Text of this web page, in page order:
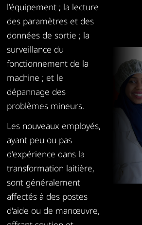
l’équipement ; la lecture
des paramètres et des
données de sortie ; la
surveillance du
fonctionnement de la
machine ; et le
dépannage des
problèmes mineurs.
Les nouveaux employés,
ayant peu ou pas
d'expérience dans la
transformation laitière,
sont généralement
affectés à des postes
d'aide ou de manœuvre,